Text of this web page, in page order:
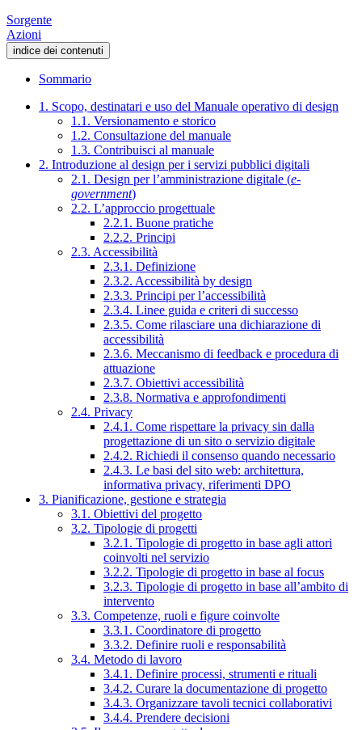
Sorgente
Azioni
indice dei contenuti
Sommario
1. Scopo, destinatari e uso del Manuale operativo di design
1.1. Versionamento e storico
1.2. Consultazione del manuale
1.3. Contribuisci al manuale
2. Introduzione al design per i servizi pubblici digitali
2.1. Design per l’amministrazione digitale (e-
government)
2.2. L’approccio progettuale
2.2.1. Buone pratiche
2.2.2. Principi
2.3. Accessibilità
2.3.1. Definizione
2.3.2. Accessibilità by design
2.3.3. Principi per l’accessibilità
2.3.4. Linee guida e criteri di successo
2.3.5. Come rilasciare una dichiarazione di
accessibilità
2.3.6. Meccanismo di feedback e procedura di
attuazione
2.3.7. Obiettivi accessibilità
2.3.8. Normativa e approfondimenti
2.4. Privacy
2.4.1. Come rispettare la privacy sin dalla
progettazione di un sito o servizio digitale
2.4.2. Richiedi il consenso quando necessario
2.4.3. Le basi del sito web: architettura,
informativa privacy, riferimenti DPO
3. Pianificazione, gestione e strategia
3.1. Obiettivi del progetto
3.2. Tipologie di progetti
3.2.1. Tipologie di progetto in base agli attori
coinvolti nel servizio
3.2.2. Tipologie di progetto in base al focus
3.2.3. Tipologie di progetto in base all’ambito di
intervento
3.3. Competenze, ruoli e figure coinvolte
3.3.1. Coordinatore di progetto
3.3.2. Definire ruoli e responsabilità
3.4. Metodo di lavoro
3.4.1. Definire processi, strumenti e rituali
3.4.2. Curare la documentazione di progetto
3.4.3. Organizzare tavoli tecnici collaborativi
3.4.4. Prendere decisioni